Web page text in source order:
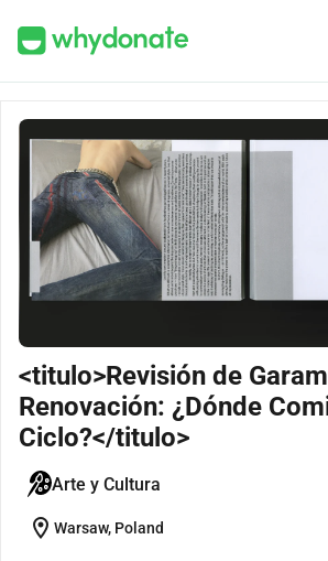
<titulo>Revisión de
Renovación: ¿Dónde
Ciclo?</titulo>
Arte y Cultura
location_on Warsaw, Poland